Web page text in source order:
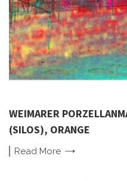
WEIMARER
(SILOS), ORANGE
Read More